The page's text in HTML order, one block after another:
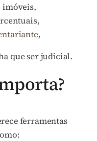
imóveis,
,
que ser judicial.
ferramentas